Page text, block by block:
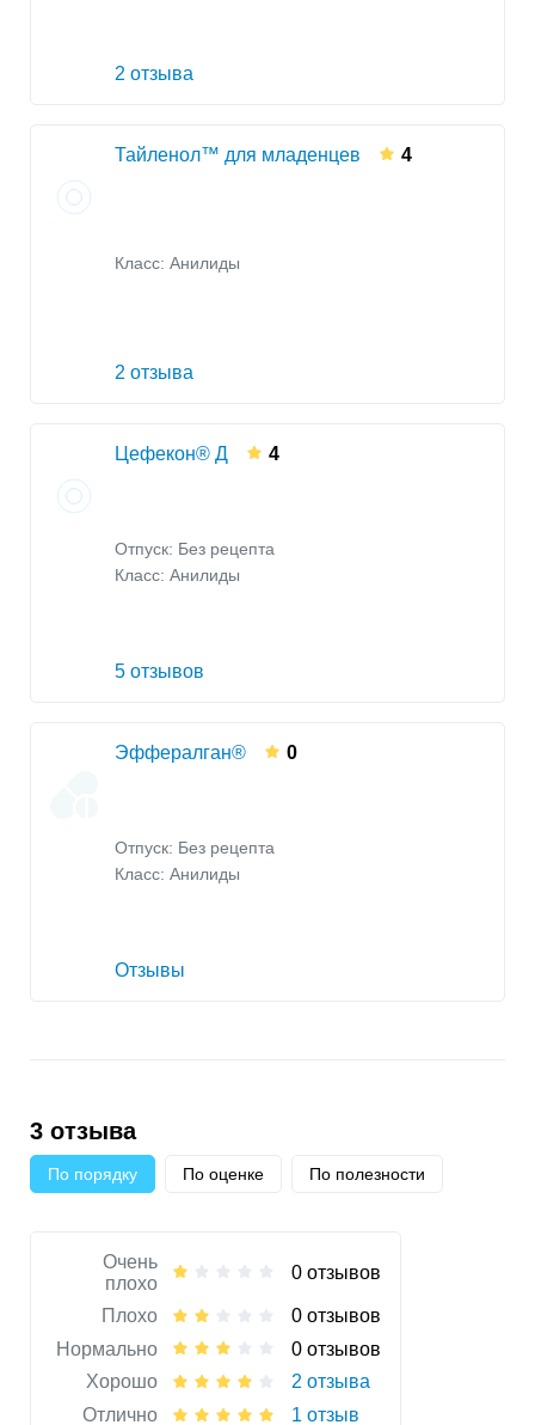
2 отзыва
Тайленол™ для младенцев 4
Класс: Анилиды
2 отзыва
Цефекон® Д 4
Отпуск: Без рецепта
Класс: Анилиды
5 отзывов
Эффералган® 0
Отпуск: Без рецепта
Класс: Анилиды
Отзывы
3 отзыва
По порядку По оценке По полезности
Очень
плохо
0 отзывов
Плохо
0 отзывов
Нормально
0 отзывов
Хорошо
2 отзыва
Отлично
1 отзыв